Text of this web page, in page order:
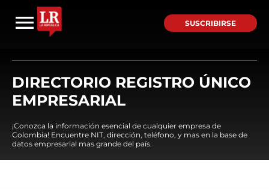
SUSCRIBIRSE
DIRECTORIO REGISTRO ÚNICO
EMPRESARIAL
¡Conozca la información esencial de cualquier empresa de
Colombia! Encuentre NIT, dirección, teléfono, y mas en la base de
datos empresarial mas grande del país.